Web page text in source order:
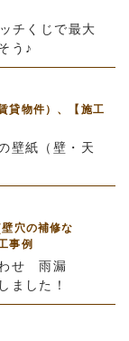
チくじで最大
う♪
貸物件）、【施工
壁紙（壁・天
穴の補修な
事例
わせ 雨漏
ました！